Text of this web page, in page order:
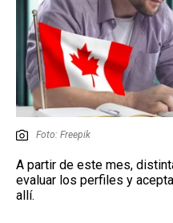
Foto: Freepik
A partir de este mes,
evaluar los perfiles y
allí.